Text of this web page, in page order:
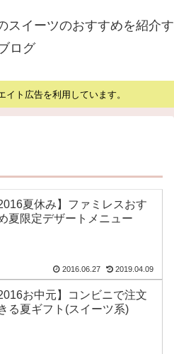
スイーツのおすすめを紹介す
ログ
ト広告を利用しています。
2016夏休み】ファミレスおす
夏限定デザートメニュー
2016.06.27 2019.04.09
2016お中元】コンビニで注文
る夏ギフト(スイーツ系)